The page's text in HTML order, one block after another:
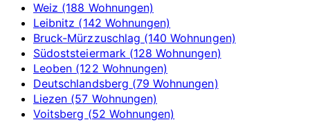
Weiz (188 Wohnungen)
Leibnitz (142 Wohnungen)
Bruck-Mürzzuschlag (140 Wohnungen)
Südoststeiermark (128 Wohnungen)
Leoben (122 Wohnungen)
Deutschlandsberg (79 Wohnungen)
Liezen (57 Wohnungen)
Voitsberg (52 Wohnungen)